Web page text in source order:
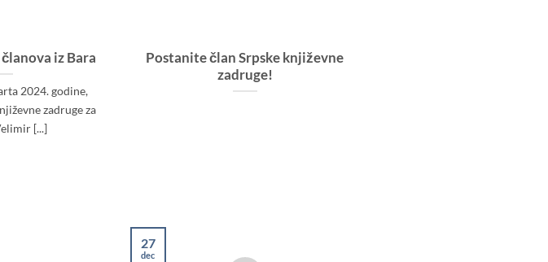
iz Bara
2024. godine,
zadruge za
[...]
Postanite član Srpske književne
zadruge!
27
dec